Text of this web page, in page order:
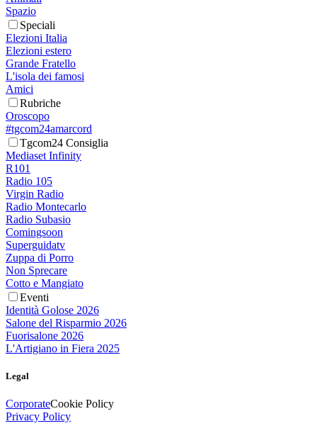
Spazio
Speciali
Elezioni Italia
Elezioni estero
Grande Fratello
L'isola dei famosi
Amici
Rubriche
Oroscopo
#tgcom24amarcord
Tgcom24 Consiglia
Mediaset Infinity
R101
Radio 105
Virgin Radio
Radio Montecarlo
Radio Subasio
Comingsoon
Superguidatv
Zuppa di Porro
Non Sprecare
Cotto e Mangiato
Eventi
Identità Golose 2026
Salone del Risparmio 2026
Fuorisalone 2026
L'Artigiano in Fiera 2025
Legal
CorporateCookie Policy
Privacy Policy